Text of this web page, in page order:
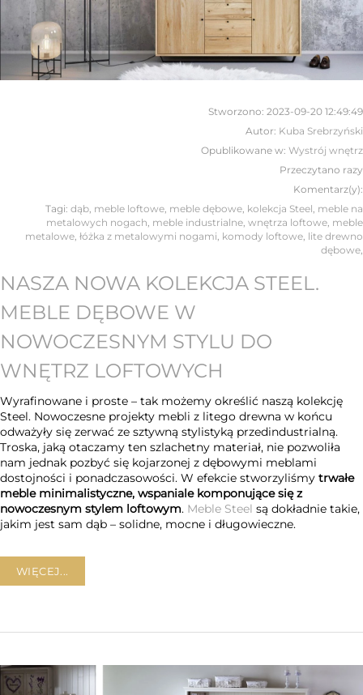
Stworzono: 2023-09-20 12:49:49
Autor: Kuba Srebrzyński
Opublikowane w: Wystrój wnętrz
Przeczytano razy
Komentarz(y):
Tagi: dąb, meble loftowe, meble dębowe, kolekcja Steel, meble na
metalowych nogach, meble industrialne, wnętrza loftowe, meble
metalowe, łóżka z metalowymi nogami, komody loftowe, lite drewno
dębowe,
NASZA NOWA KOLEKCJA STEEL.
MEBLE DĘBOWE W
NOWOCZESNYM STYLU DO
WNĘTRZ LOFTOWYCH
Wyrafinowane i proste – tak możemy określić naszą kolekcję
Steel. Nowoczesne projekty mebli z litego drewna w końcu
odważyły się zerwać ze sztywną stylistyką przedindustrialną.
Troska, jaką otaczamy ten szlachetny materiał, nie pozwoliła
nam jednak pozbyć się kojarzonej z dębowymi meblami
dostojności i ponadczasowości. W efekcie stworzyliśmy trwałe
meble minimalistyczne, wspaniale komponujące się z
nowoczesnym stylem loftowym. Meble Steel są dokładnie takie,
jakim jest sam dąb – solidne, mocne i długowieczne.
WIĘCEJ...